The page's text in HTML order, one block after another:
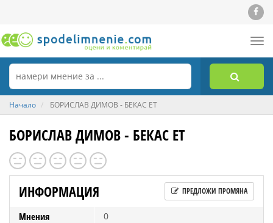
Начало БОРИСЛАВ ДИМОВ - БЕКАС ЕТ
БОРИСЛАВ ДИМОВ - БЕКАС ЕТ
ИНФОРМАЦИЯ ПРЕДЛОЖИ ПРОМЯНА
Мнения 0